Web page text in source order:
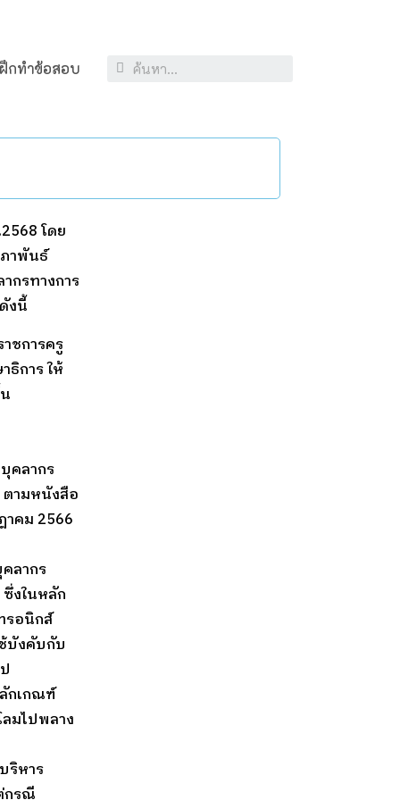
ฝึกทำข้อสอบ
โดย
าพันธ์
กรทางการ
งนี้
ชการครู
ธิการ ให้
คลากร
ตามหนังสือ
าคม 2566
ลากร
งในหลัก
รอนิกส์
บังคับกับ
กเกณฑ์
มไปพลาง
ริหาร